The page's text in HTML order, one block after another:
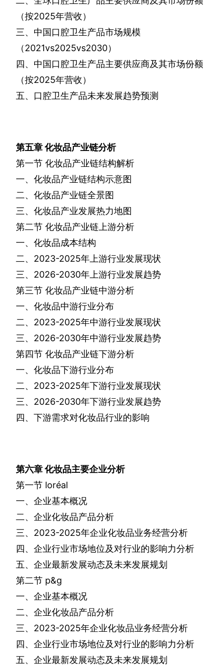
（按2025年营收）
三、中国口腔卫生产品市场规模
（2021vs2025vs2030）
四、中国口腔卫生产品主要供应商及其市场份额
（按2025年营收）
五、口腔卫生产品未来发展趋势预测
第五章化妆品产业链分析
第一节 化妆品产业链结构解析
一、化妆品产业链结构示意图
二、化妆品产业链全景图
三、化妆品产业发展热力地图
第二节 化妆品产业链上游分析
一、化妆品成本结构
二、 2023-2025年上游行业发展现状
三、 2026-2030年上游行业发展趋势
第三节 化妆品产业链中游分析
一、化妆品中游行业分布
二、 2023-2025年中游行业发展现状
三、 2026-2030年中游行业发展趋势
第四节 化妆品产业链下游分析
一、化妆品下游行业分布
二、 2023-2025年下游行业发展现状
三、 2026-2030年下游行业发展趋势
四、下游需求对化妆品行业的影响
第六章化妆品主要企业分析
第一节 loréal
一、企业基本概况
二、企业化妆品产品分析
三、 2023-2025年企业化妆品业务经营分析
四、企业行业市场地位及对行业的影响力分析
五、企业最新发展动态及未来发展规划
第二节 p&g
一、企业基本概况
二、企业化妆品产品分析
三、 2023-2025年企业化妆品业务经营分析
四、企业行业市场地位及对行业的影响力分析
五、企业最新发展动态及未来发展规划